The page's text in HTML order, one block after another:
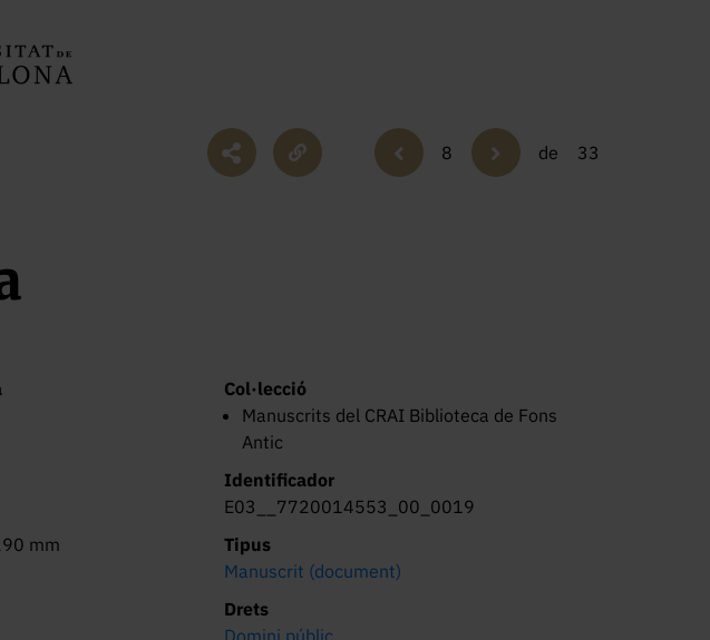
8 de 33
mm
Col·lecció
Manuscrits del CRAI Biblioteca de Fons
Antic
Identificador
E03__7720014553_00_0019
Tipus
Manuscrit (document)
Drets
Domini públic